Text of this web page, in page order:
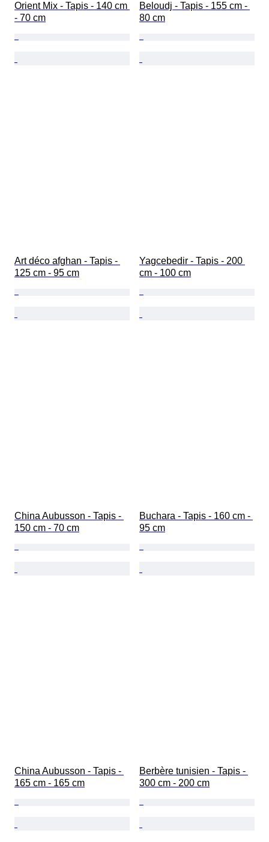
Orient Mix - Tapis - 140 cm
- 70 cm
Beloudj - Tapis - 155 cm -
80 cm
Art déco afghan - Tapis -
125 cm - 95 cm
Yagcebedir - Tapis - 200
cm - 100 cm
China Aubusson - Tapis -
150 cm - 70 cm
Buchara - Tapis - 160 cm -
95 cm
China Aubusson - Tapis -
165 cm - 165 cm
Berbère tunisien - Tapis -
300 cm - 200 cm